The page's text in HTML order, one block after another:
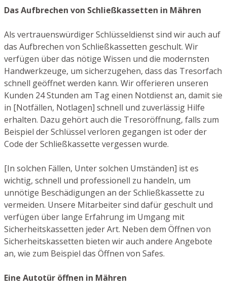
Das Aufbrechen von Schließkassetten in Mähren
Als vertrauenswürdiger Schlüsseldienst sind wir auch auf
das Aufbrechen von Schließkassetten geschult. Wir
verfügen über das nötige Wissen und die modernsten
Handwerkzeuge, um sicherzugehen, dass das Tresorfach
schnell geöffnet werden kann. Wir offerieren unseren
Kunden 24 Stunden am Tag einen Notdienst an, damit sie
in [Notfällen, Notlagen] schnell und zuverlässig Hilfe
erhalten. Dazu gehört auch die Tresoröffnung, falls zum
Beispiel der Schlüssel verloren gegangen ist oder der
Code der Schließkassette vergessen wurde.
[In solchen Fällen, Unter solchen Umständen] ist es
wichtig, schnell und professionell zu handeln, um
unnötige Beschädigungen an der Schließkassette zu
vermeiden. Unsere Mitarbeiter sind dafür geschult und
verfügen über lange Erfahrung im Umgang mit
Sicherheitskassetten jeder Art. Neben dem Öffnen von
Sicherheitskassetten bieten wir auch andere Angebote
an, wie zum Beispiel das Öffnen von Safes.
Eine Autotür öffnen in Mähren